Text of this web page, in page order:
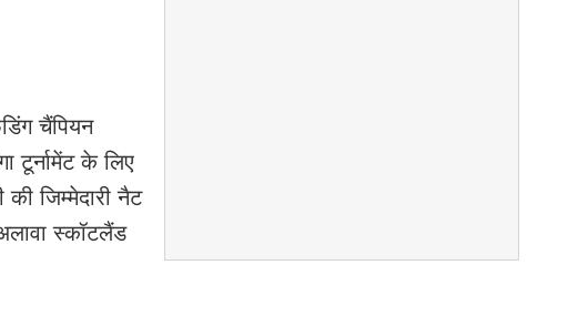
चैंपियन
के लिए
जिम्मेदारी नैट
स्कॉटलैंड